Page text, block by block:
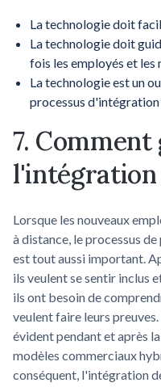
La technologie doit
La technologie doit
fois les employés et les
La technologie est un
processus
7.
Lorsque les nouveaux
à distance, le processus
est tout aussi important.
ils veulent se sentir inclus
ils ont besoin de
veulent faire leurs
évident pendant et après
modèles commerciaux
conséquent, l'intégration